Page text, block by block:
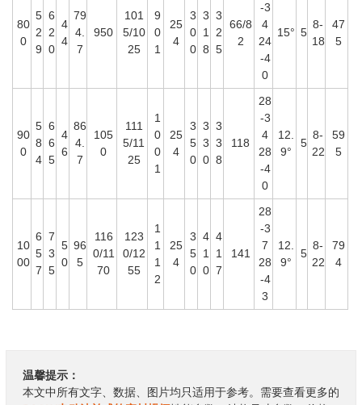
80
0
5
2
9
6
2
0
4
4
79
4.
7
950
101
5/10
25
9
0
1
25
4
3
0
0
3
1
8
3
2
5
66/8
2
-3
4
24
-4
0
15° 5
8-
18
47
5
90
0
5
8
4
6
6
5
4
6
86
4.
7
105
0
111
5/11
25
1
0
0
1
25
4
3
5
0
3
3
0
3
3
8
118
28
-3
4
28
-4
0
12.
9°
5
8-
22
59
5
10
00
6
5
7
7
3
5
5
0
96
5
116
0/11
70
123
0/12
55
1
1
1
2
25
4
3
5
0
4
1
0
4
1
7
141
28
-3
7
28
-4
3
12.
9°
5
8-
22
79
4
温馨提示：
本文中所有文字、数据、图片均只适用于参考。需要查看更多的